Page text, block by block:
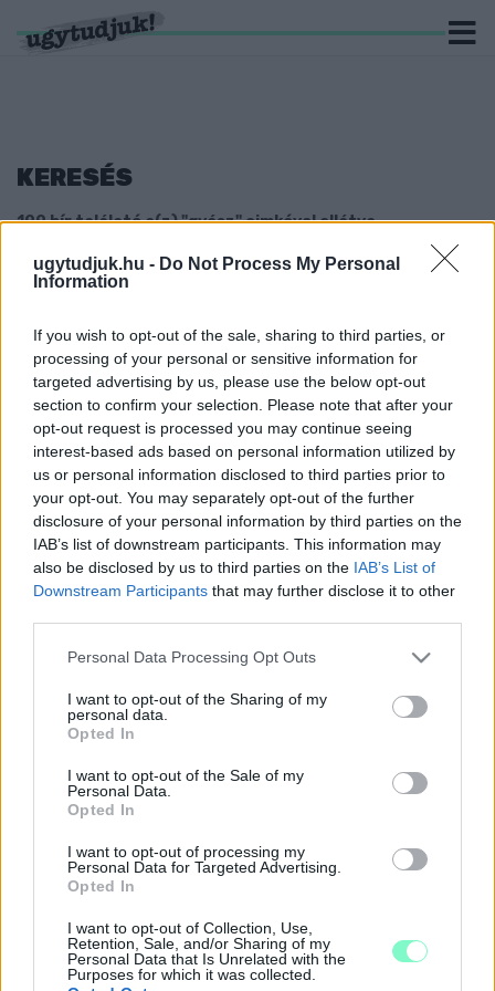
ugytudjuk.hu - Do Not Process My Personal
Information
If you wish to opt-out of the sale, sharing to third parties, or
processing of your personal or sensitive information for
targeted advertising by us, please use the below opt-out
section to confirm your selection. Please note that after your
opt-out request is processed you may continue seeing
interest-based ads based on personal information utilized by
us or personal information disclosed to third parties prior to
your opt-out. You may separately opt-out of the further
disclosure of your personal information by third parties on the
IAB’s list of downstream participants. This information may
also be disclosed by us to third parties on the IAB’s List of
Downstream Participants that may further disclose it to other
Please note that this website/app uses one or more Google
not limited to your visit or usage behaviour. You may click to
grant or deny consent to Google and its third-party tags to
use your data for below specified purposes in below Google
consent section.
Personal Data Processing Opt Outs
I want to opt-out of the Sharing of my
personal data.
Opted In
I want to opt-out of the Sale of my
Personal Data.
Opted In
I want to opt-out of processing my
Personal Data for Targeted Advertising.
Opted In
I want to opt-out of Collection, Use,
Retention, Sale, and/or Sharing of my
Personal Data that Is Unrelated with the
Purposes for which it was collected.
KERESÉS
199 hír találató a(z) "gyász" cimkével ellátva.
MEGHALT PERESZNYE POLGÁRMESTERE,
2024. január. 08. 15:24
61 éves volt.
ELHUNYT A SZOMBATHELYI GYERMEKEK HÁZA
VOLT IGAZGATÓJA, CSORBA KATALIN
2023. december. 22. 09:42
A gyerekek Kati nénije 79 éves volt.
GYÁSZOL A SZOMBATHELYI VÁROSHÁZA -
FIATAL ANYAKÖNYVVEZETŐ HUNYT EL
2023. október. 10. 15:13
Boros Eszter 41 éves volt.
ELHUNYT ID. KOMAN VLADIMIR
A Király Sportegyesület edzői stábjának tagja 59 éves volt.
ELHUNYT NECZPÁL GYÖRGY
2023. július. 13. 14:56
A szombathelyi DJ 69 éves volt.
ELHUNYT LANG GYÖRGYI
2023. május. 20. 20:14
ELHUNYT VÁGÓ ISTVÁN
2023. Április. 29. 09:49
ELHUNYT DUNAI TAMÁS SZÍNMŰVÉSZ
2023. február. 23. 14:47